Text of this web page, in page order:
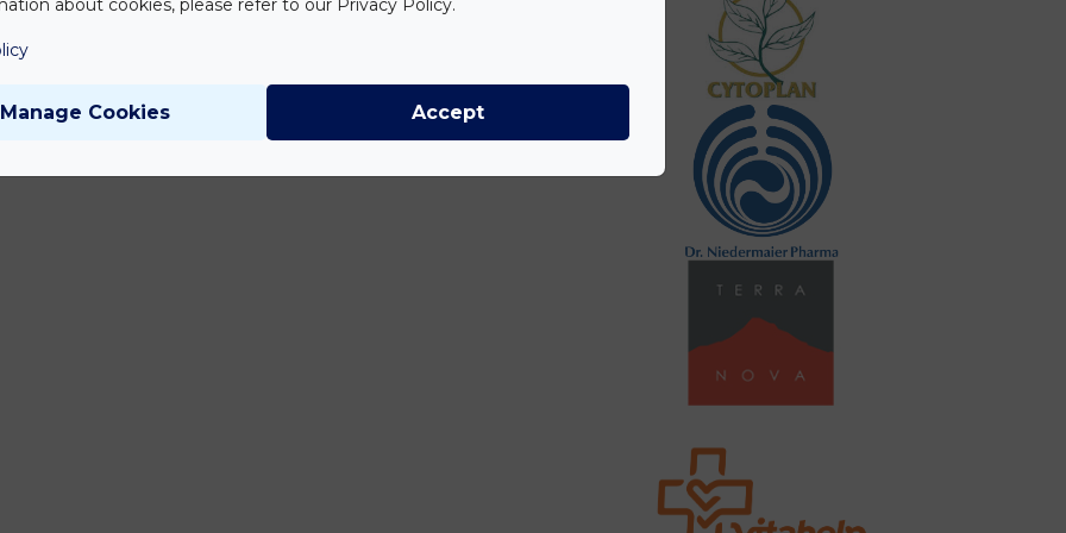
about cookies, please refer to our Privacy Policy.
Manage Cookies Accept